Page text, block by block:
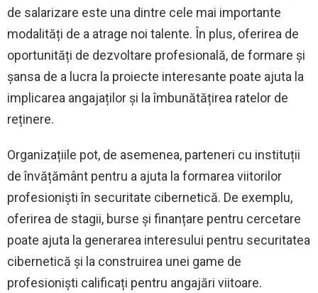
de salarizare este una dintre cele mai importante
modalități de a atrage noi talente. În plus, oferirea de
oportunități de dezvoltare profesională, de formare și
șansa de a lucra la proiecte interesante poate ajuta la
implicarea angajaților și la îmbunătățirea ratelor de
reținere.
Organizațiile pot, de asemenea, parteneri cu instituții
de învățământ pentru a ajuta la formarea viitorilor
profesioniști în securitate cibernetică. De exemplu,
oferirea de stagii, burse și finanțare pentru cercetare
poate ajuta la generarea interesului pentru securitatea
cibernetică și la construirea unei game de
profesioniști calificați pentru angajări viitoare.